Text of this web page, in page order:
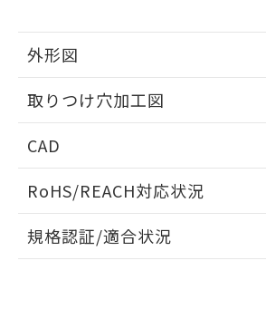
外形図
取りつけ穴加工図
CAD
ドすることができます。
ログイン/会員登録
RoHS/REACH対応状況
EU RoHS 注意事項・凡例
規格認証/適合状況
および当社の共同利用者
※当社の共同利用者とは、
の共同利用に関して"
の
とができます。
EU RoHS指令（10物質）の非含
ものではありません。
また、RoHS指令のフタル酸エ
物質の対応では、対応完了まで
荷製品に未対応品が混在するこ
欄に対応日を記載しておりました